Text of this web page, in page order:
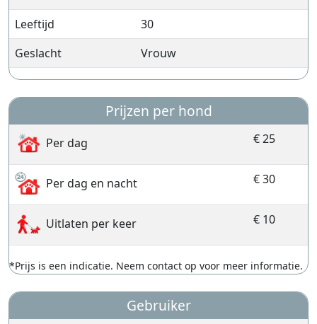
Leeftijd
30
Geslacht
Vrouw
Prijzen per hond
Per dag € 25
Per dag en nacht € 30
Uitlaten per keer € 10
*Prijs is een indicatie. Neem contact op voor meer informatie.
Gebruiker